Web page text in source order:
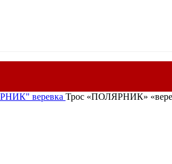
веревка Трос «ПОЛЯРНИК»